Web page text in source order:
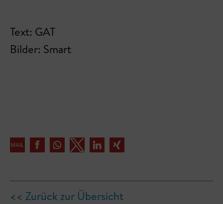
Text: GAT
Bilder: Smart
<< Zurück zur Übersicht